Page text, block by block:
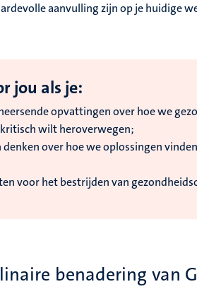
aanvulling zijn op je huidige
jou als je:
opvattingen over hoe we
wilt heroverwegen;
over hoe we oplossingen
voor het bestrijden van
benadering van